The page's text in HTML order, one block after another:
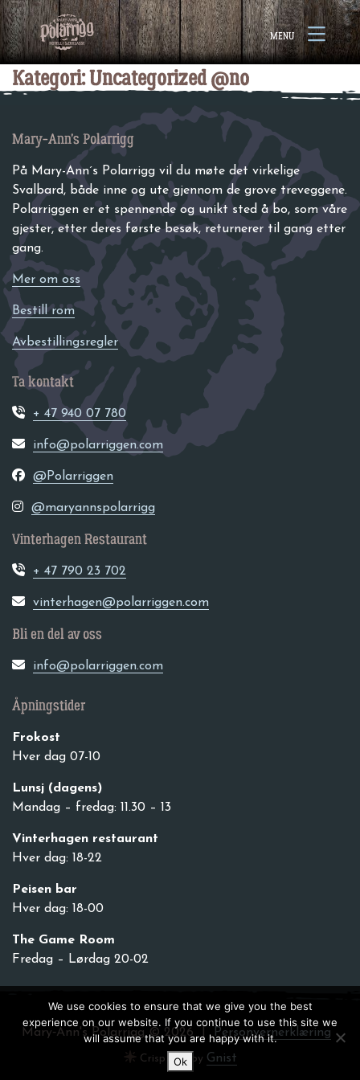
Gå til innhold
MENU
Åpne
meny
Kategori:Uncategorized @no
Mary-Ann’s Polarrigg
På Mary-Ann´s Polarrigg vil du møte det virkelige
Svalbard, både inne og ute gjennom de grove treveggene.
Polarriggen er et spennende og unikt sted å bo, som våre
gjester, etter deres første besøk, returnerer til gang etter
gang.
Mer om oss
Bestill rom
Avbestillingsregler
Ta kontakt
+ 47 940 07 780
info@polarriggen.com
@Polarriggen
@maryannspolarrigg
Vinterhagen Restaurant
+ 47 790 23 702
vinterhagen@polarriggen.com
Bli en del av oss
info@polarriggen.com
Åpningstider
Frokost
Hver dag 07-10
Lunsj (dagens)
Mandag – fredag: 11.30 – 13
Vinterhagen restaurant
Hver dag: 18-22
Peisen bar
Hver dag: 18-00
The Game Room
Fredag – Lørdag 20-02
Mary‑Ann's Polarrigg © 2026 Personvernerklæring
Crisp web by Gnist
We use cookies to ensure that we give you the best
experience on our website. If you continue to use this site we
will assume that you are happy with it.
Ok